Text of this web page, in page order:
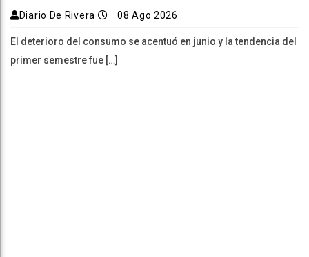
Diario De Rivera 08 Ago 2026
El deterioro del consumo se acentuó en junio y la tendencia del
primer semestre fue […]